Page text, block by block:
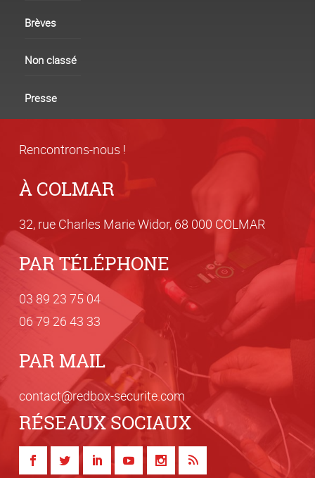
Brèves
Non classé
Presse
Rencontrons-nous !
À COLMAR
32, rue Charles Marie Widor, 68 000 COLMAR
PAR TÉLÉPHONE
03 89 23 75 04
06 79 26 43 33
PAR MAIL
contact@redbox-securite.com
RÉSEAUX SOCIAUX